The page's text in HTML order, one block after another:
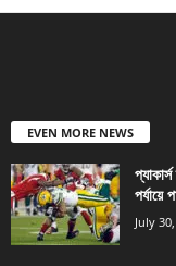
EVEN MORE NEWS
পর্যায়ে
July